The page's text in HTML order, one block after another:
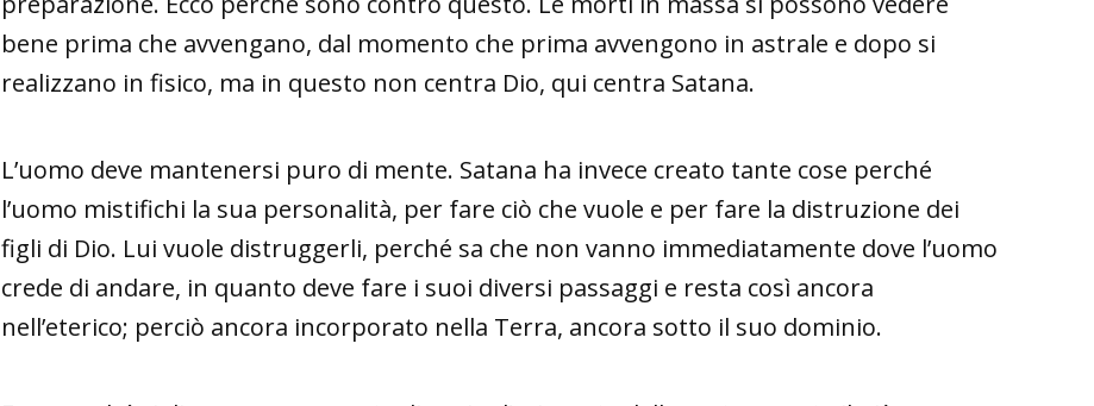
bene prima che avvengano, dal momento che prima avvengono in astrale e dopo si
realizzano in fisico, ma in questo non centra Dio, qui centra Satana.
L’uomo deve mantenersi puro di mente. Satana ha invece creato tante cose perché
l’uomo mistifichi la sua personalità, per fare ciò che vuole e per fare la distruzione dei
figli di Dio. Lui vuole distruggerli, perché sa che non vanno immediatamente dove l’uomo
crede di andare, in quanto deve fare i suoi diversi passaggi e resta così ancora
nell’eterico; perciò ancora incorporato nella Terra, ancora sotto il suo dominio.